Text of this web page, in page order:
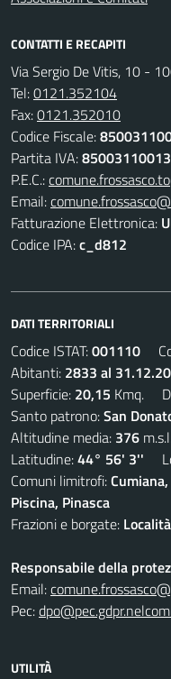
CONTATTI E RECAPITI
Via Sergio De Vitis, 10 -
Tel:0121.352104
Fax:0121.352010
Codice Fiscale:
Partita IVA:85003110013
P.E.C.:
Email:
Fatturazione Elettronica:
Codice IPA:c_d812
DATI TERRITORIALI
Codice ISTAT:001110
Abitanti: 2833 al
Superficie: 20,15 Kmq.
Santo patrono:San
Altitudine media: 376
Latitudine:44° 56' 3''
Comuni limitrofi:
Piscina, Pinasca
Frazioni e borgate:
Responsabile della
Email:
Pec:
UTILITÀ